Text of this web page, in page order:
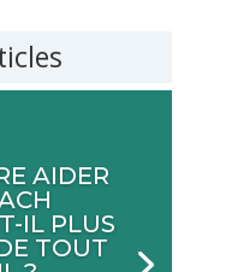
AIDER
IL PLUS
TOUT